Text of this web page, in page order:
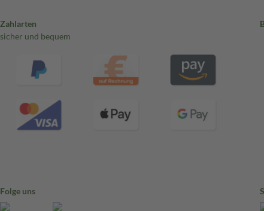
Zahlarten
sicher und bequem
Folge uns